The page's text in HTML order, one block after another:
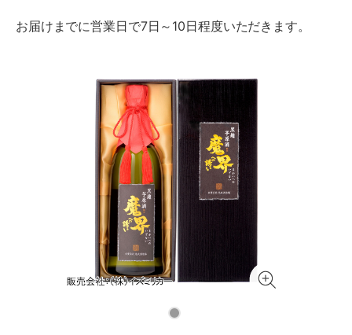
お届けまでに営業日で7日～10日程度いただきます。